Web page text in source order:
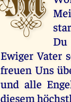
Ewiger Vater
freuen Uns
und alle
diesem